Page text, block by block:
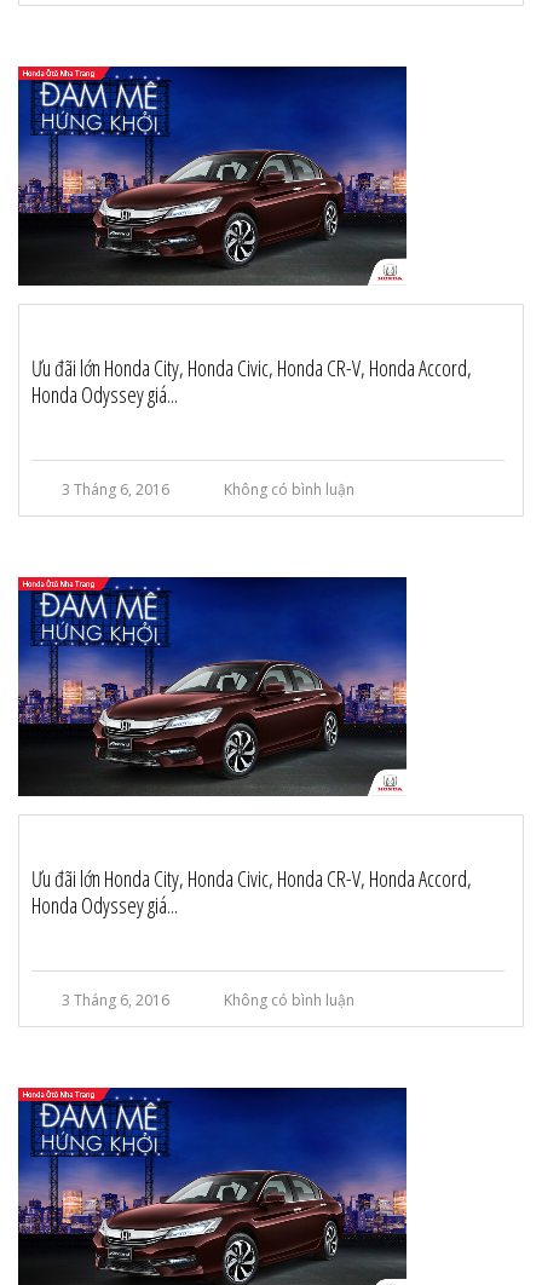
Ưu đãi lớn Honda City, Honda Civic, Honda CR-V, Honda Accord,
Honda Odyssey giá...
3 Tháng 6, 2016 Không có bình luận
Ưu đãi lớn Honda City, Honda Civic, Honda CR-V, Honda Accord,
Honda Odyssey giá...
3 Tháng 6, 2016 Không có bình luận